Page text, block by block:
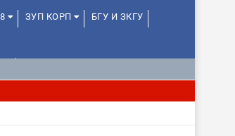
ЗУП КОРП БГУ И ЗКГУ